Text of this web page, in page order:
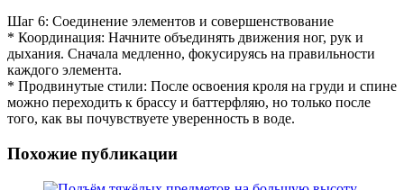
Шаг 6: Соединение элементов и совершенствование
* Координация: Начните объединять движения ног, рук и
дыхания. Сначала медленно, фокусируясь на правильности
каждого элемента.
* Продвинутые стили: После освоения кроля на груди и спине
можно переходить к брассу и баттерфляю, но только после
того, как вы почувствуете уверенность в воде.
Похожие публикации